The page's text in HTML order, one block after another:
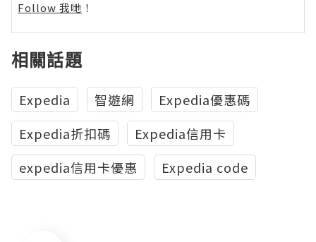
Follow 我哋 ！
相關話題
Expedia 智遊網
Expedia優惠碼
Expedia折扣碼
Expedia信用卡
expedia信用卡優惠
Expedia code